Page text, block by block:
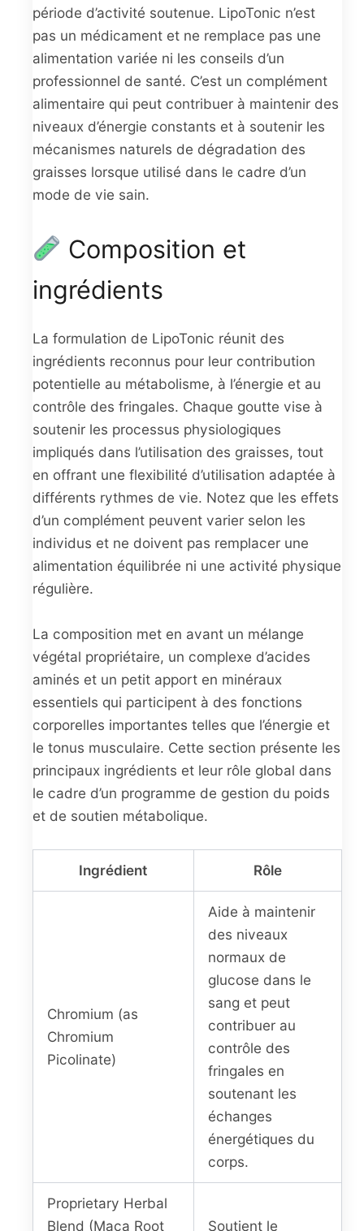
période d’activité soutenue. LipoTonic n’est
pas un médicament et ne remplace pas une
alimentation variée ni les conseils d’un
professionnel de santé. C’est un complément
alimentaire qui peut contribuer à maintenir des
niveaux d’énergie constants et à soutenir les
mécanismes naturels de dégradation des
graisses lorsque utilisé dans le cadre d’un
mode de vie sain.
Composition et
ingrédients
La formulation de LipoTonic réunit des
ingrédients reconnus pour leur contribution
potentielle au métabolisme, à l’énergie et au
contrôle des fringales. Chaque goutte vise à
soutenir les processus physiologiques
impliqués dans l’utilisation des graisses, tout
en offrant une flexibilité d’utilisation adaptée à
différents rythmes de vie. Notez que les effets
d’un complément peuvent varier selon les
individus et ne doivent pas remplacer une
alimentation équilibrée ni une activité physique
régulière.
La composition met en avant un mélange
végétal propriétaire, un complexe d’acides
aminés et un petit apport en minéraux
essentiels qui participent à des fonctions
corporelles importantes telles que l’énergie et
le tonus musculaire. Cette section présente les
principaux ingrédients et leur rôle global dans
le cadre d’un programme de gestion du poids
et de soutien métabolique.
Ingrédient Rôle
Chromium (as
Chromium
Picolinate)
Aide à maintenir
des niveaux
normaux de
glucose dans le
sang et peut
contribuer au
contrôle des
fringales en
soutenant les
échanges
énergétiques du
corps.
Proprietary Herbal
Blend (Maca Root
Soutient le